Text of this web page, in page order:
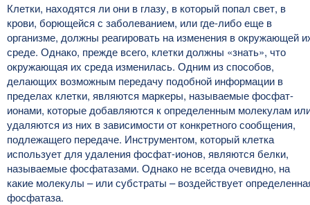
Клетки, находятся ли они в глазу, в который попал свет, в
крови, борющейся с заболеванием, или где-либо еще в
организме, должны реагировать на изменения в окружающей
среде. Однако, прежде всего, клетки должны «знать», что
окружающая их среда изменилась. Одним из способов,
делающих возможным передачу подобной информации в
пределах клетки, являются маркеры, называемые фосфат-
ионами, которые добавляются к определенным молекулам
удаляются из них в зависимости от конкретного сообщения,
подлежащего передаче. Инструментом, который клетка
использует для удаления фосфат-ионов, являются белки,
называемые фосфатазами. Однако не всегда очевидно, на
какие молекулы – или субстраты – воздействует
фосфатаза.